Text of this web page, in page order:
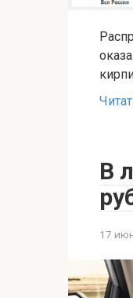
В
17